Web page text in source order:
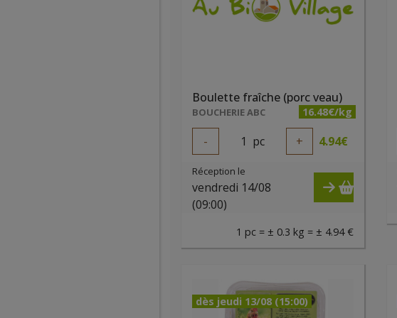
Boulette fraîche (porc veau)
BOUCHERIE ABC 16.48€/kg
- 1 pc + 4.94€
Réception le
vendredi 14/08
(09:00)
1 pc = ± 0.3 kg = ± 4.94 €
dès jeudi 13/08 (15:00)